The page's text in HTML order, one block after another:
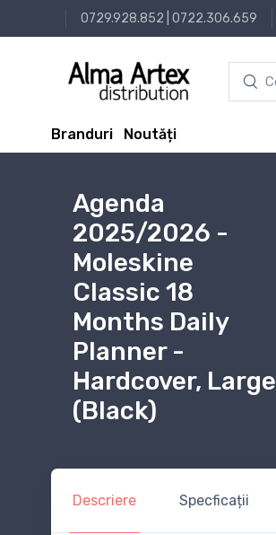
0729.928.852 0722.306.659
Branduri Noutăți
Agenda
2025/2026 -
Moleskine
Classic 18
Months Daily
Planner -
Hardcover, Large
(Black)
Descriere Specficații